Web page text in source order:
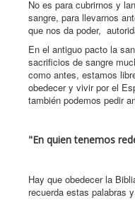
No es para cubrirnos y
sangre, para llevarnos
que nos da poder,
En el antiguo pacto la
sacrificios de sangre
como antes, estamos
obedecer y vivir por el
también podemos pedir
"En quien tenemos
Hay que obedecer la
recuerda estas palabras